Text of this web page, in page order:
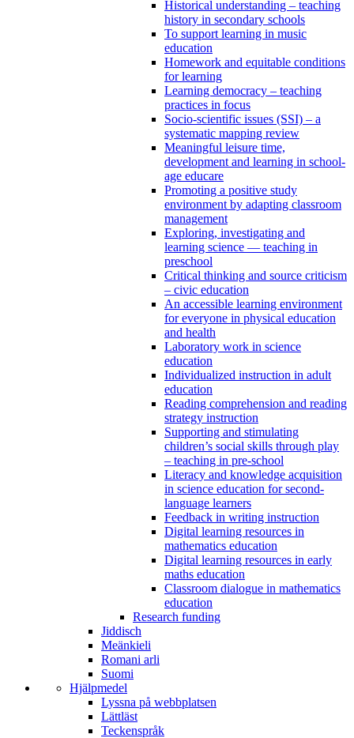
Historical understanding – teaching
history in secondary schools
To support learning in music
education
Homework and equitable conditions
for learning
Learning democracy – teaching
practices in focus
Socio-scientific issues (SSI) – a
systematic mapping review
Meaningful leisure time,
development and learning in school-
age educare
Promoting a positive study
environment by adapting classroom
management
Exploring, investigating and
learning science — teaching in
preschool
Critical thinking and source criticism
– civic education
An accessible learning environment
for everyone in physical education
and health
Laboratory work in science
education
Individualized instruction in adult
education
Reading comprehension and reading
strategy instruction
Supporting and stimulating
children’s social skills through play
– teaching in pre-school
Literacy and knowledge acquisition
in science education for second-
language learners
Feedback in writing instruction
Digital learning resources in
mathematics education
Digital learning resources in early
maths education
Classroom dialogue in mathematics
education
Research funding
Jiddisch
Meänkieli
Romani arli
Suomi
Hjälpmedel
Lyssna på webbplatsen
Lättläst
Teckenspråk